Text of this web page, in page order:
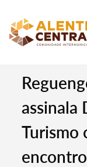
assinala
Turismo